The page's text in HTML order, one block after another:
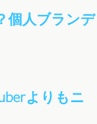
個人ブランデ
よりもニ